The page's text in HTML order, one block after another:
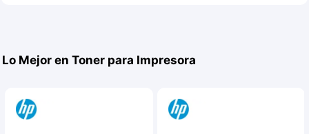
Lo Mejor en Toner para Impresora